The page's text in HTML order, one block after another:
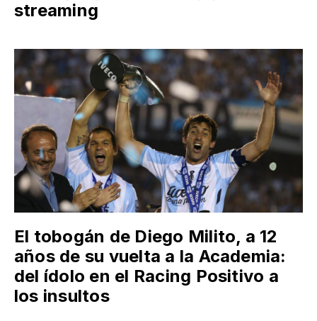
streaming
El tobogán de Diego Milito, a 12
años de su vuelta a la Academia:
del ídolo en el Racing Positivo a
los insultos